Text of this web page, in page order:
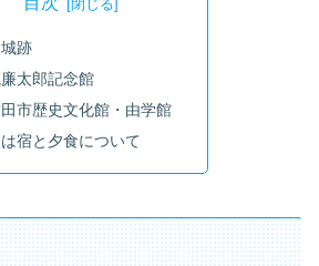
跡
太郎記念館
市歴史文化館・由学館
宿と夕食について